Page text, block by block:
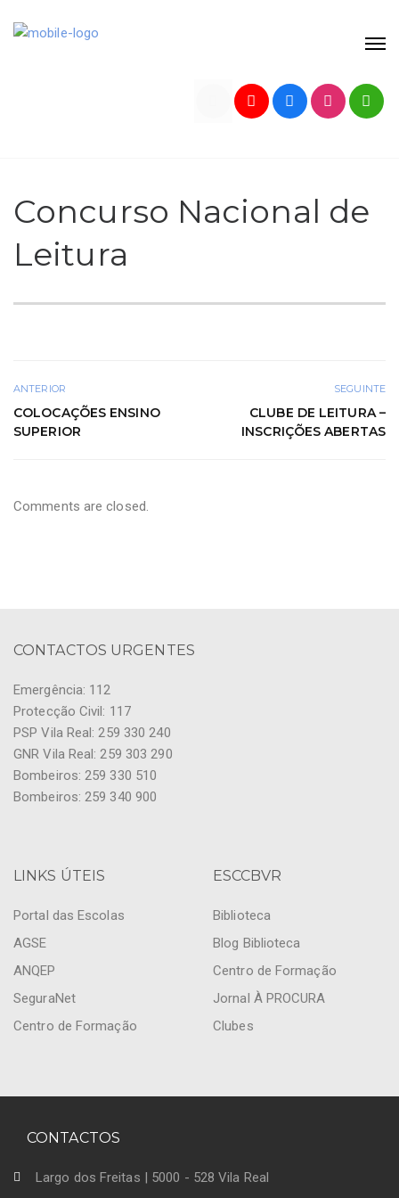
Concurso Nacional de
Leitura
ANTERIOR
COLOCAÇÕES ENSINO
SUPERIOR
SEGUINTE
CLUBE DE LEITURA –
INSCRIÇÕES ABERTAS
Comments are closed.
CONTACTOS URGENTES
Emergência: 112
Protecção Civil: 117
PSP Vila Real: 259 330 240
GNR Vila Real: 259 303 290
Bombeiros: 259 330 510
Bombeiros: 259 340 900
LINKS ÚTEIS
Portal das Escolas
AGSE
ANQEP
SeguraNet
Centro de Formação
ESCCBVR
Biblioteca
Blog Biblioteca
Centro de Formação
Jornal À PROCURA
Clubes
CONTACTOS
Largo dos Freitas | 5000 - 528 Vila Real